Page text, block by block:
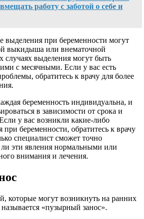
работу с заботой о себе и
выделения при беременности могут
выкидыша или внематочной
случаях выделения могут быть
с месячными. Если у вас есть
обратитесь к врачу для более
беременность индивидуальна, и
в зависимости от срока и
у вас возникли какие-либо
беременности, обратитесь к врачу
специалист сможет точно
ли эти явления нормальными или
внимания и лечения.
которые могут возникнуть на ранних
«пузырный занос».